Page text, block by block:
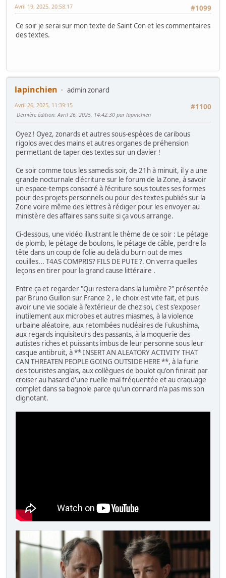
#1099
Avril 19, 2025, 20:58:17
Ce soir je serai sur mon texte de Saint Con et les commentaires
des textes.
lapinchien
admin zonard
#1100
Avril 26, 2025, 11:39:15
Dernière édition: Avril 26, 2025, 14:42:30 par lapinchien
Oyez ! Oyez, zonards et autres sous-espèces de caribous
rigolos avec des mains et autres organes de préhension
permettant de taper des textes sur un clavier !
Ce soir comme tous les samedis soir, de 21h à minuit, il y a une
grande nocturnale d'écriture sur le forum de la Zone, à savoir
un espace-temps consacré à l'écriture sous toutes ses formes
pour des projets personnels ou pour des textes publiés sur la
Zone voire même des lettres à rédiger pour les envoyer au
ministère des affaires sans suite si ça vous arrange.
Ci-dessous, une vidéo illustrant le thème de ce soir : Le pétage
de plomb, le pétage de boulons, le pétage de câble, perdre la
tête dans un coup de folie au delà du burn out de mes
couilles... T4AS COMPRIS? FILS DE PUTE ?. On verra quelles
leçons en tirer pour la grand cause littéraire .
Entre ça et regarder "Qui restera dans la lumière ?" présentée
par Bruno Guillon sur France 2 , le choix est vite fait, et puis
avoir une vie sociale à l'extérieur de chez soi, c'est s'exposer
inutilement aux microbes et autres miasmes, à la violence
urbaine aléatoire, aux retombées nucléaires de Fukushima,
aux regards inquisiteurs des passants, à la moquerie des
autistes riches et puissants imbus de leur personne sous leur
casque antibruit, à ** INSERT AN ALEATORY ACTIVITY THAT
CAN THREATEN PEOPLE GOING OUTSIDE HERE **, à la furie
des touristes anglais, aux collègues de boulot qu'on finirait par
croiser au hasard d'une ruelle mal fréquentée et au craquage
complet dans sa bagnole parce qu'un connard n'a pas mis son
clignotant.